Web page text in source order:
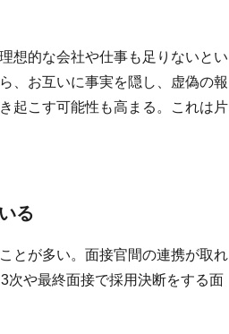
想的な会社や仕事も足りないとい
、お互いに事実を隠し、虚偽の報
起こす可能性も高まる。これは片
る
とが多い。面接官間の連携が取れ
次や最終面接で採用決断をする面